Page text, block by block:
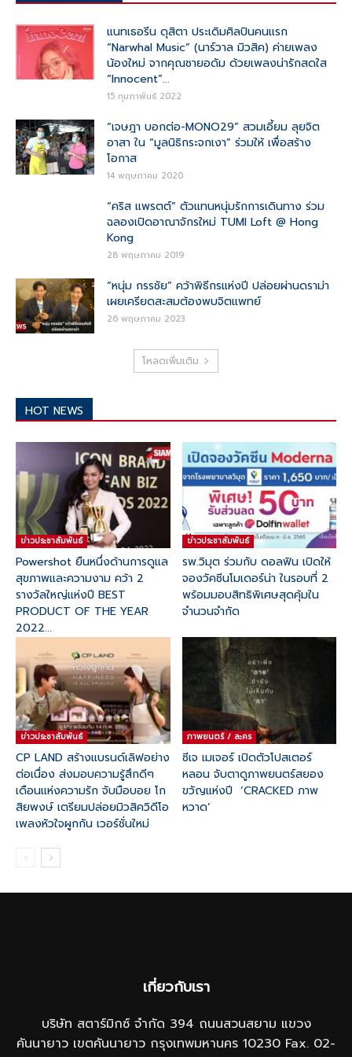
แนทเธอรีน ดุสิตา ประเดิมศิลปินคนแรก
“Narwhal Music” (นาร์วาล มิวสิค) ค่ายเพลง
น้องใหม่ จากคุณชายอดัม ด้วยเพลงน่ารักสดใส
“Innocent”...
15 กุมภาพันธ์ 2022
“เจษฎา บอกต่อ-MONO29” สวมเอี้ยม ลุยจิต
อาสา ใน “มูลนิธิกระจกเงา” ร่วมให้ เพื่อสร้าง
โอกาส
14 พฤษภาคม 2020
“คริส แพรตต์” ตัวแทนหนุ่มรักการเดินทาง ร่วม
ฉลองเปิดอาณาจักรใหม่ TUMI Loft @ Hong
Kong
28 พฤษภาคม 2019
“หนุ่ม กรรชัย” คว้าพิธีกรแห่งปี ปล่อยผ่านดราม่า
เผยเครียดสะสมต้องพบจิตแพทย์
26 พฤษภาคม 2023
โหลดเพิ่มเติม
HOT NEWS
ข่าวประชาสัมพันธ์
Powershot ยืนหนึ่งด้านการดูแล
สุขภาพและความงาม คว้า 2
รางวัลใหญ่แห่งปี BEST
PRODUCT OF THE YEAR
2022...
ข่าวประชาสัมพันธ์
รพ.วิมุต ร่วมกับ ดอลฟิน เปิดให้
จองวัคซีนโมเดอร์น่า ในรอบที่ 2
พร้อมมอบสิทธิพิเศษสุดคุ้มใน
จำนวนจำกัด
ข่าวประชาสัมพันธ์
CP LAND สร้างแบรนด์เลิฟอย่าง
ต่อเนื่อง ส่งมอบความรู้สึกดีๆ
เดือนแห่งความรัก จับมือบอย โก
สิยพงษ์ เตรียมปล่อยมิวสิควิดีโอ
เพลงหัวใจผูกกัน เวอร์ชั่นใหม่
ภาพยนตร์ / ละคร
ซีเจ เมเจอร์ เปิดตัวโปสเตอร์
หลอน จับตาดูภาพยนตร์สยอง
ขวัญแห่งปี ‘CRACKED ภาพ
หวาด’
เกี่ยวกับเรา
บริษัท สตาร์มิกซ์ จำกัด 394 ถนนสวนสยาม แขวง
คันนายาว เขตคันนายาว กรุงเทพมหานคร 10230 Fax. 02-